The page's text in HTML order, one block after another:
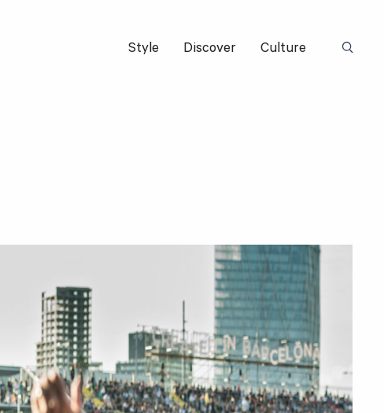
Style Discover Culture